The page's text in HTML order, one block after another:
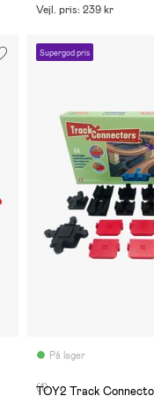
Vejl. pris: 239 kr
Supergod pris
På lager
(1)
TOY2 Track